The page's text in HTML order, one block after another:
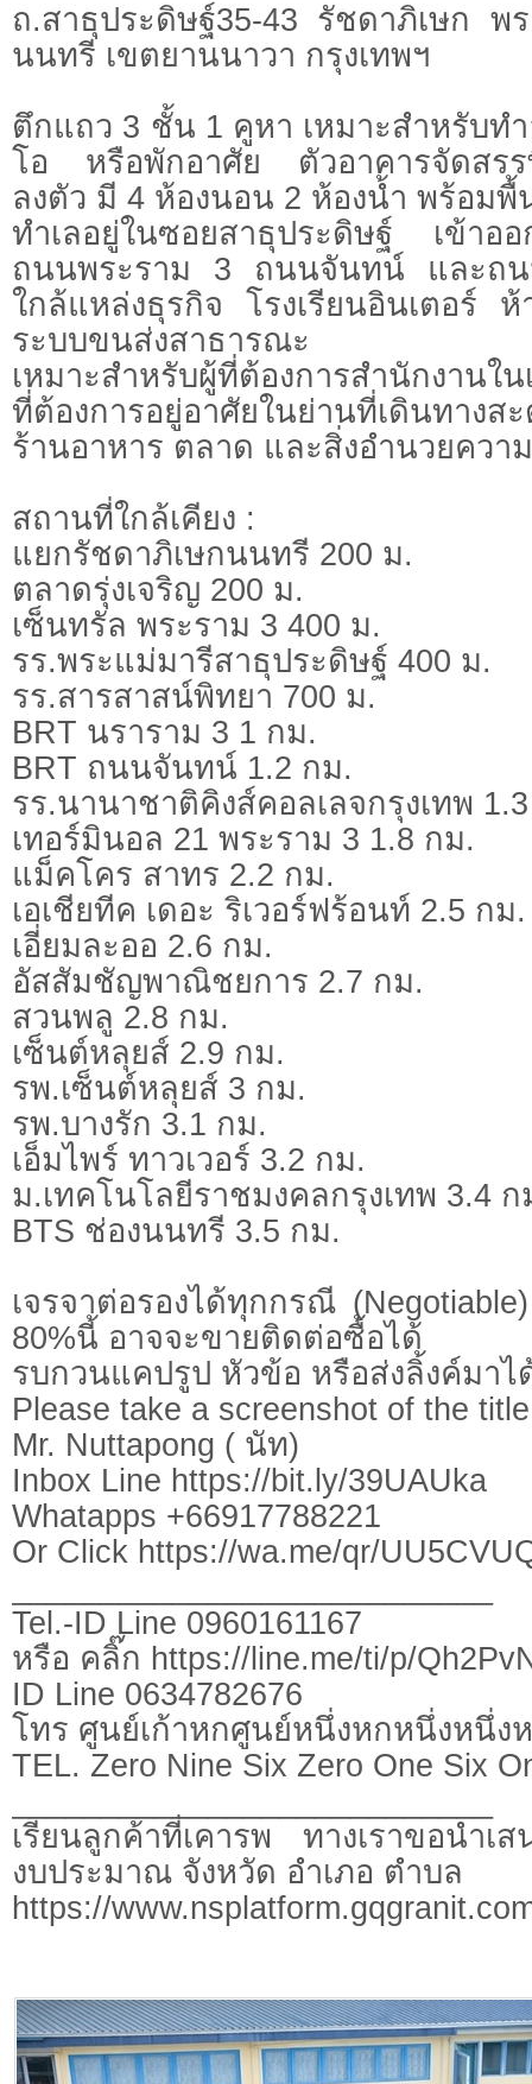
ถ.สาธุประดิษฐ์35-43 รัชดาภิเษก พ
นนทรี เขตยานนาวา กรุงเทพฯ
ตึกแถว 3 ชั้น 1 คูหา เหมาะสำหรับท
โอ หรือพักอาศัย ตัวอาคารจัดสรร
ลงตัว มี 4 ห้องนอน 2 ห้องน้ำ พร้อม
ทำเลอยู่ในซอยสาธุประดิษฐ์ เข้าอ
ถนนพระราม 3 ถนนจันทน์ และถน
ใกล้แหล่งธุรกิจ โรงเรียนอินเตอร์
ระบบขนส่งสาธารณะ
เหมาะสำหรับผู้ที่ต้องการสำนักงานใ
ที่ต้องการอยู่อาศัยในย่านที่เดินทาง
ร้านอาหาร ตลาด และสิ่งอำนวยควา
สถานที่ใกล้เคียง :
แยกรัชดาภิเษกนนทรี 200 ม.
ตลาดรุ่งเจริญ 200 ม.
เซ็นทรัล พระราม 3 400 ม.
รร.พระแม่มารีสาธุประดิษฐ์ 400 ม.
รร.สารสาสน์พิทยา 700 ม.
BRT นราราม 3 1 กม.
BRT ถนนจันทน์ 1.2 กม.
รร.นานาชาติคิงส์คอลเลจกรุงเทพ
เทอร์มินอล 21 พระราม 3 1.8 กม.
แม็คโคร สาทร 2.2 กม.
เอเชียทีค เดอะ ริเวอร์ฟร้อนท์ 2.5 กม.
เอี่ยมละออ 2.6 กม.
อัสสัมชัญพาณิชยการ 2.7 กม.
สวนพลู 2.8 กม.
เซ็นต์หลุยส์ 2.9 กม.
รพ.เซ็นต์หลุยส์ 3 กม.
รพ.บางรัก 3.1 กม.
เอ็มไพร์ ทาวเวอร์ 3.2 กม.
ม.เทคโนโลยีราชมงคลกรุงเทพ 3.4 ก
BTS ช่องนนทรี 3.5 กม.
เจรจาต่อรองได้ทุกกรณี
80%นี้ อาจจะขายติดต่อซื้อได้
รบกวนแคปรูป หัวข้อ หรือส่งลิ้งค์มาไ
Please take a screenshot of the
Mr. Nuttapong ( นัท)
Inbox Line https://bit.ly/39UAUka
Whatapps +66917788221
Or Click https://wa.me/qr/
Tel.-ID Line 0960161167
หรือ คลิ๊ก https://line.me/ti/p/
ID Line 0634782676
โทร ศูนย์เก้าหกศูนย์หนึ่งหกหนึ่งหนึ่ง
TEL. Zero Nine Six Zero One Six
เรียนลูกค้าที่เคารพ ทางเราขอนำเ
งบประมาณ จังหวัด อำเภอ ตำบล
https://